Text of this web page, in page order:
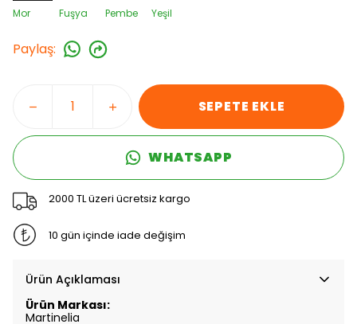
Mor Fuşya Pembe Yeşil
Paylaş:
SEPETE EKLE
WHATSAPP
2000 TL üzeri ücretsiz kargo
10 gün içinde iade değişim
Ürün Açıklaması
Ürün Markası:
Martinelia